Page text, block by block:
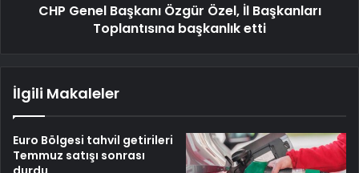
CHP Genel Başkanı Özgür Özel, İl Başkanları
Toplantısına başkanlık etti
İlgili Makaleler
Euro Bölgesi tahvil getirileri
Temmuz satışı sonrası